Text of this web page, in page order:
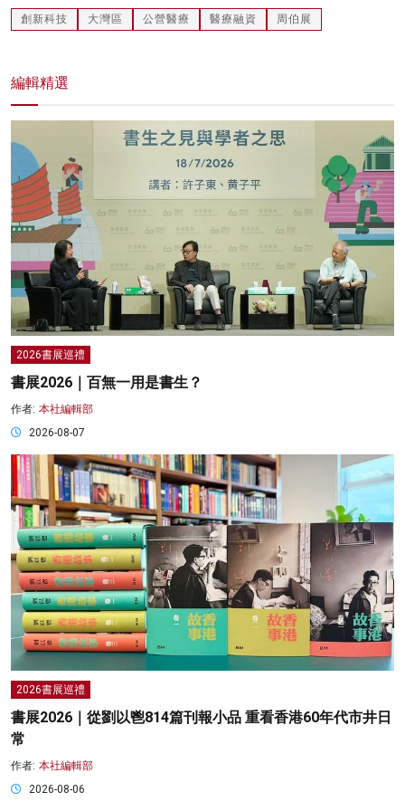
創新科技 大灣區 公營醫療 醫療融資 周伯展
編輯精選
2026書展巡禮
書展2026｜百無一用是書生？
作者: 本社編輯部
2026-08-07
2026書展巡禮
書展2026｜從劉以鬯814篇刊報小品 重看香港60年代市井日
常
作者: 本社編輯部
2026-08-06